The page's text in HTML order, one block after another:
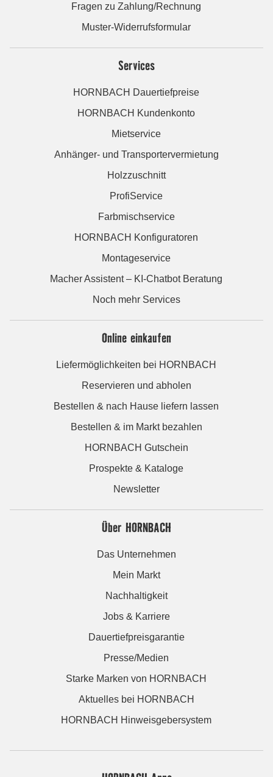
Fragen zu Zahlung/Rechnung
Muster-Widerrufsformular
Services
HORNBACH Dauertiefpreise
HORNBACH Kundenkonto
Mietservice
Anhänger- und Transportervermietung
Holzzuschnitt
ProfiService
Farbmischservice
HORNBACH Konfiguratoren
Montageservice
Macher Assistent – KI-Chatbot Beratung
Noch mehr Services
Online einkaufen
Liefermöglichkeiten bei HORNBACH
Reservieren und abholen
Bestellen & nach Hause liefern lassen
Bestellen & im Markt bezahlen
HORNBACH Gutschein
Prospekte & Kataloge
Newsletter
Über HORNBACH
Das Unternehmen
Mein Markt
Nachhaltigkeit
Jobs & Karriere
Dauertiefpreisgarantie
Presse/Medien
Starke Marken von HORNBACH
Aktuelles bei HORNBACH
HORNBACH Hinweisgebersystem